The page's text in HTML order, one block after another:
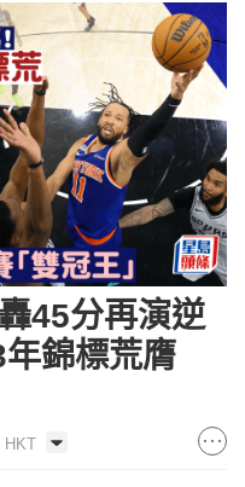
45分再演逆
錦標荒膺
HKT